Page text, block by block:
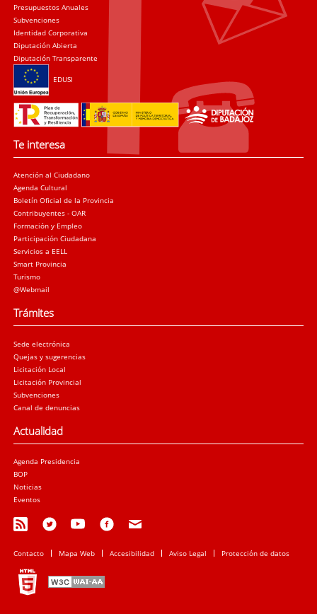
Presupuestos Anuales
Subvenciones
Identidad Corporativa
Diputación Abierta
Diputación Transparente
EDUSI
Te interesa
Atención al Ciudadano
Agenda Cultural
Boletín Oficial de la Provincia
Contribuyentes - OAR
Formación y Empleo
Participación Ciudadana
Servicios a EELL
Smart Provincia
Turismo
@Webmail
Trámites
Sede electrónica
Quejas y sugerencias
Licitación Local
Licitación Provincial
Subvenciones
Canal de denuncias
Actualidad
Agenda Presidencia
BOP
Noticias
Eventos
Contacto Mapa Web Accesibilidad Aviso Legal Protección de datos